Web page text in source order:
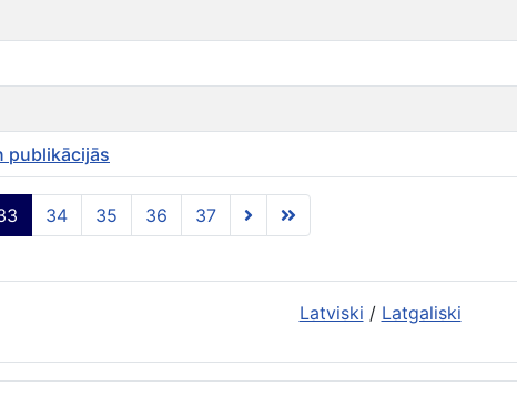
publikācijās
34 35 36 37
Latviski / Latgaliski